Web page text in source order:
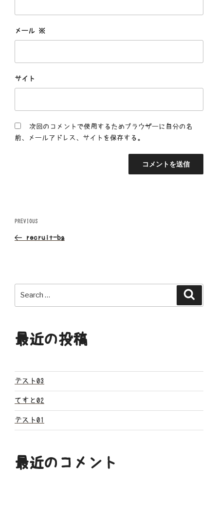
メール ※
サイト
次回のコメントで使用するためブラウザーに自分の名
前、メールアドレス、サイトを保存する。
投
稿
ビ
ゲ
シ
ン
Previous
Post
PREVIOUS
recruit-bg
最近の投稿
テスト03
てすと02
テスト01
最近のコメント